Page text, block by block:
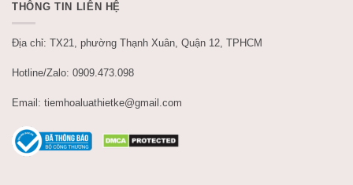
THÔNG TIN LIÊN HỆ
Địa chỉ: TX21, phường Thạnh Xuân, Quận 12, TPHCM
Hotline/Zalo: 0909.473.098
Email: tiemhoaluathietke@gmail.com